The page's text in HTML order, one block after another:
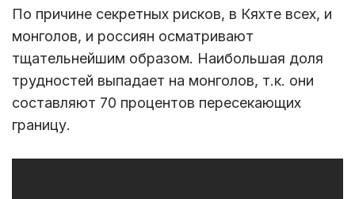
По причине секретных рисков, в Кяхте всех, и
монголов, и россиян осматривают
тщательнейшим образом. Наибольшая доля
трудностей выпадает на монголов, т.к. они
составляют 70 процентов пересекающих
границу.